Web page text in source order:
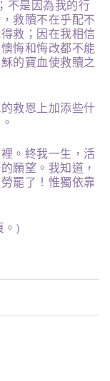
不是因為我的行
救贖不在乎配不
救；因在我相信
悔和悔改都不能
的寶血使救贖之
救恩上加添些什
。終我一生，活
願望。我知道，
罷了！惟獨依靠
。)